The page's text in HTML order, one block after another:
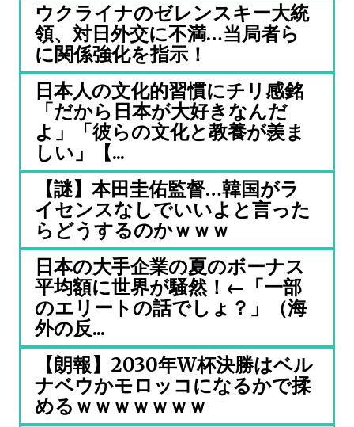
ウクライナのゼレンスキー大統
領、対日外交に不満…当局者ら
に関係強化を指示！
日本人の文化的習慣にチリ感銘
「だから日本が大好きなんだ
よ」「彼らの文化と教養が羨ま
しい」【...
【謎】本田圭佑監督…韓国がラ
イセンスなしでいいよと言った
らどうするのかｗｗｗ
日本の大手企業の夏のボーナス
平均額に世界が騒然！←「一部
のエリートの話でしょ？」（海
外の反...
【朗報】2030年W杯決勝はベル
ナベウかモロッコになるかで揉
めるｗｗｗｗｗｗｗ